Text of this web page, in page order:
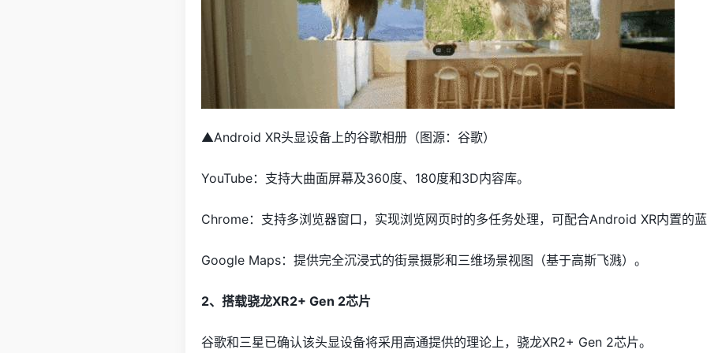
▲Android XR头显设备上的谷歌相册（图源：谷歌）
YouTube：支持大曲面屏幕及360度、180度和3D内容库。
Chrome：支持多浏览器窗口，实现浏览网页时的多任务处理，可配合Android XR内置的蓝
Google Maps：提供完全沉浸式的街景摄影和三维场景视图（基于高斯飞溅）。
2、搭载骁龙XR2+ Gen 2芯片
谷歌和三星已确认该头显设备将采用高通提供的理论上，骁龙XR2+ Gen 2芯片。